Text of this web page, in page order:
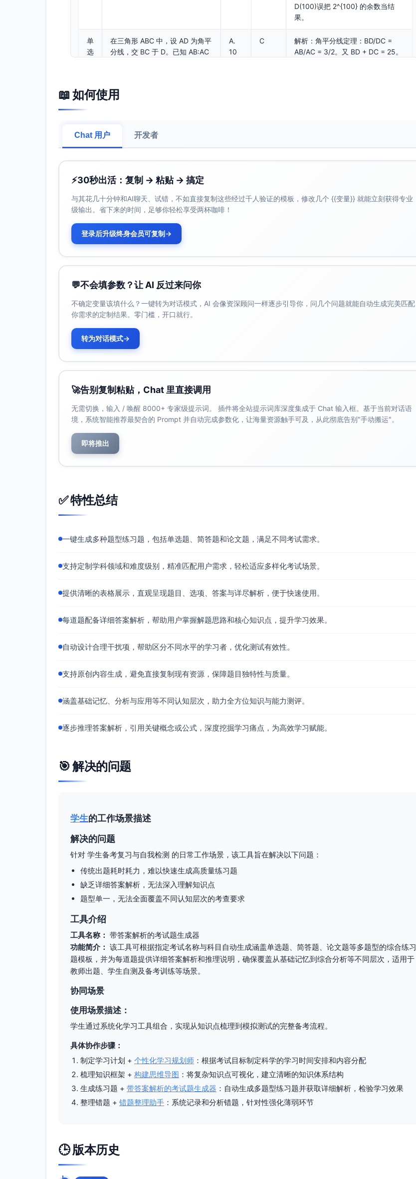
D(100)误把 2^{100} 的余数当结
果。
单
选
在三角形 ABC 中，设 AD 为角平
分线，交 BC 于 D。已知 AB:AC
A.
10
C
解析：角平分线定理：BD/DC =
AB/AC = 3/2。又 BD + DC = 25。
题
设二次函数
判断下列命题的真伪：A. 若 a>0
且判别式 Δ<0，则 P(x)>0 对所
有 x 成立。B. 若 Δ=0，则 P(x)
在所有实数上恒非负。C. 若 b=0
且存在实根，则两实根互为相反
b=0。
B.
正确
成立。B：Δ=0 仅说明有重根，若
错。C：b=0 ⇒ P(x)=ax^2+c 为偶
选
n，n^2−1 被 8 整除。B. 若 p 为
整除。C. 对任意整数 n≥1，欧拉
函数 φ(n) 为偶数。D. 对任意整
数 n≥1，n 整除 C(2n,n)。
正确
2，整体被 8 整除。B：对 p>3，p
φ(2)=1 为奇数，故命题“任意 n”不
成立。D：n=3 时 C(6,3)=20 不被
计
算
计算 S = ∑_{k=0}^{100} (−1)^k
C(100,k)·k^2 的值。
不适
用
0
解析：用母函数与导数法。记
f(x)=∑_{k=0}^{100} C(100,k) x^k
算
x_1+x_2+x_3+x_4+x_5+x_6=20
于 2 的偶数。
用
为整数。代入得 2∑(y_i+1)=20 ⇒ ∑
数解的个数为将 4 个单位分配到 6
方法：变量替换与“球与盒子”法
用
题
101 个整数，证明其中必存在一
对数 (a,b)，使得 a 整除 b。
存在
一对
a
填
设 α,β 为方程 x^2−3x+1=0 的两
不适
123
解析：设 S_n=α^n+β^n。由根满足
S_0=2，S_1=α+β=3。依次算得
📖 如何使用
Chat 用户 开发者
⚡30秒出活：复制 → 粘贴 → 搞定
与其花几十分钟和AI聊天、试错，不如直接复制这些经过千人验证的模板，修改几个 {{变量}} 就能立刻获得专业
级输出。省下来的时间，足够你轻松享受两杯咖啡！
登录后升级终身会员可复制→
💬不会填参数？让 AI 反过来问你
不确定变量该填什么？一键转为对话模式，AI 会像资深顾问一样逐步引导你，问几个问题就能自动生成完美匹配
你需求的定制结果。零门槛，开口就行。
转为对话模式→
🚀告别复制粘贴，Chat 里直接调用
无需切换，输入 / 唤醒 8000+ 专家级提示词。 插件将全站提示词库深度集成于 Chat 输入框。基于当前对话语
境，系统智能推荐最契合的 Prompt 并自动完成参数化，让海量资源触手可及，从此彻底告别"手动搬运"。
即将推出
✅ 特性总结
一键生成多种题型练习题，包括单选题、简答题和论文题，满足不同考试需求。
支持定制学科领域和难度级别，精准匹配用户需求，轻松适应多样化考试场景。
提供清晰的表格展示，直观呈现题目、选项、答案与详尽解析，便于快速使用。
每道题配备详细答案解析，帮助用户掌握解题思路和核心知识点，提升学习效果。
自动设计合理干扰项，帮助区分不同水平的学习者，优化测试有效性。
支持原创内容生成，避免直接复制现有资源，保障题目独特性与质量。
涵盖基础记忆、分析与应用等不同认知层次，助力全方位知识与能力测评。
逐步推理答案解析，引用关键概念或公式，深度挖掘学习痛点，为高效学习赋能。
🎯 解决的问题
学生的工作场景描述
解决的问题
针对 学生备考复习与自我检测 的日常工作场景，该工具旨在解决以下问题：
传统出题耗时耗力，难以快速生成高质量练习题
缺乏详细答案解析，无法深入理解知识点
题型单一，无法全面覆盖不同认知层次的考查要求
工具介绍
工具名称： 带答案解析的考试题生成器
功能简介： 该工具可根据指定考试名称与科目自动生成涵盖单选题、简答题、论文题等多题型的综合练习
题模板，并为每道题提供详细答案解析和推理说明，确保覆盖从基础记忆到综合分析等不同层次，适用于
教师出题、学生自测及备考训练等场景。
协同场景
使用场景描述：
学生通过系统化学习工具组合，实现从知识点梳理到模拟测试的完整备考流程。
具体协作步骤：
制定学习计划 + 个性化学习规划师 ：根据考试目标制定科学的学习时间安排和内容分配
梳理知识框架 + 构建思维导图 ：将复杂知识点可视化，建立清晰的知识体系结构
生成练习题 + 带答案解析的考试题生成器 ：自动生成多题型练习题并获取详细解析，检验学习效果
整理错题 + 错题整理助手 ：系统记录和分析错题，针对性强化薄弱环节
🕒 版本历史